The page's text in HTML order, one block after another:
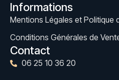
Informations
Mentions Légales et Politique
Conditions Générales de
Contact
06 25 10 36 20